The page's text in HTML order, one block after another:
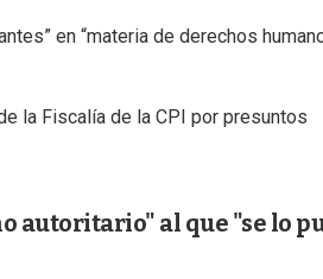
en “materia de derechos
la Fiscalía de la CPI por presuntos
autoritario" al que "se lo